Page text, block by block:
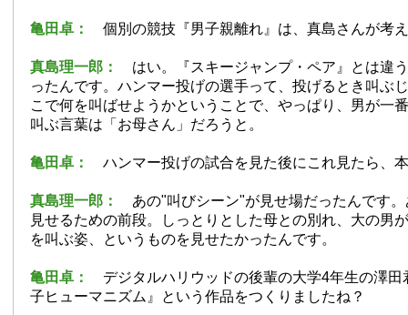
亀田卓： 個別の競技『男子親離れ』は、真島さんが考
真島理一郎： はい。『スキージャンプ・ペア』とは違
ったんです。ハンマー投げの選手って、投げるとき叫ぶ
こで何を叫ばせようかということで、やっぱり、男が一
叫ぶ言葉は「お母さん」だろうと。
亀田卓： ハンマー投げの試合を見た後にこれ見たら、
真島理一郎： あの"叫びシーン"が見せ場だったんです
見せるための前段。しっとりとした母との別れ、大の男
を叫ぶ姿、というものを見せたかったんです。
亀田卓： デジタルハリウッドの後輩の大学4年生の澤田
子ヒューマニズム』という作品をつくりましたね？